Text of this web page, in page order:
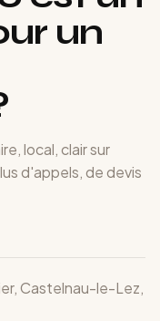
un
local, clair sur
d'appels, de devis
Castelnau-le-Lez,